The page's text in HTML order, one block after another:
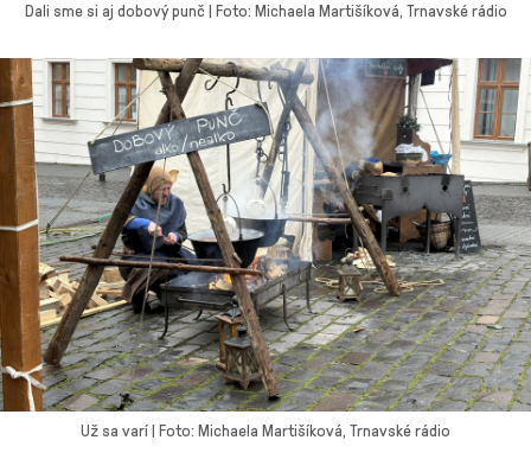
Dali sme si aj dobový punč | Foto: Michaela Martišíková, Trnavské rádio
Už sa varí | Foto: Michaela Martišíková, Trnavské rádio